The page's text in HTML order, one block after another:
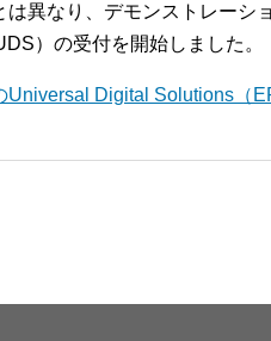
は異なり、デモンストレーシ
）の受付を開始しました。
Universal Digital Solutions（